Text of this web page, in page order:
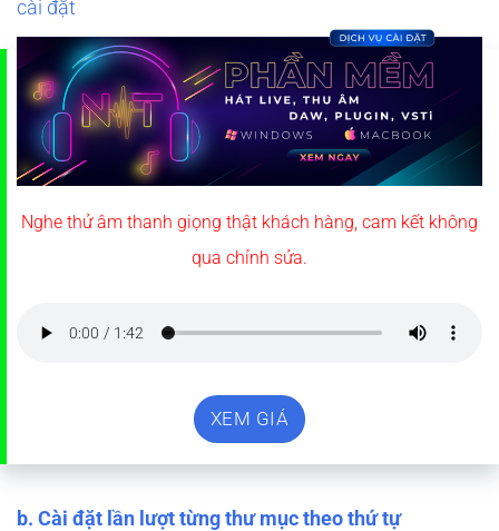
cài đặt
Nghe thử âm thanh giọng thật khách hàng, cam kết không
qua chỉnh sửa.
XEM GIÁ
b. Cài đặt lần lượt từng thư mục theo thứ tự